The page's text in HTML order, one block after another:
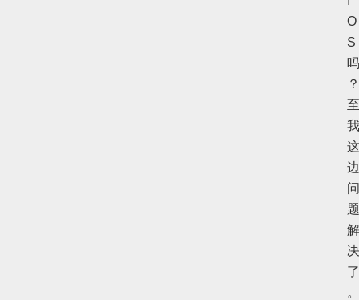
O
S
吗
？
至
我
这
边
问
题
解
决
了
。